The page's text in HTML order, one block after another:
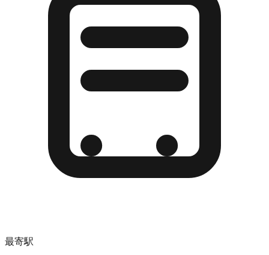
最寄駅